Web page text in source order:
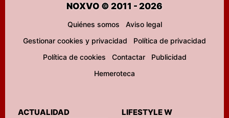
NOXVO © 2011 - 2026
Quiénes somos
Aviso legal
Gestionar cookies y privacidad
Política de privacidad
Política de cookies
Contactar
Publicidad
Hemeroteca
ACTUALIDAD
LIFESTYLE W